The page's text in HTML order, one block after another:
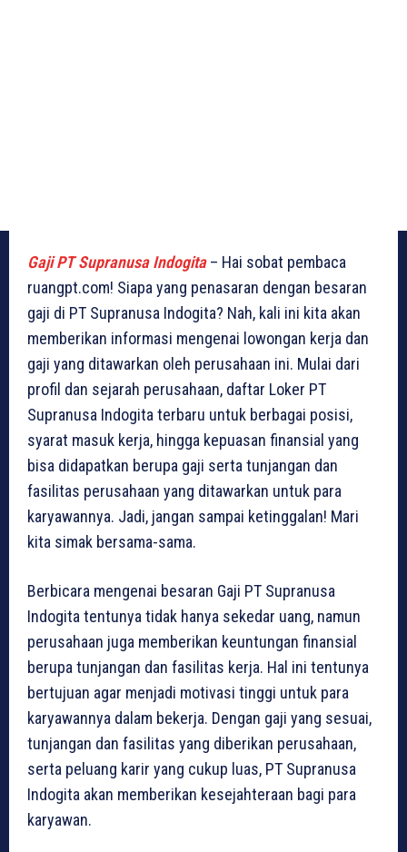
Gaji PT Supranusa Indogita– Hai sobat pembaca
ruangpt.com! Siapa yang penasaran dengan besaran
gaji di PT Supranusa Indogita? Nah, kali ini kita akan
memberikan informasi mengenai lowongan kerja dan
gaji yang ditawarkan oleh perusahaan ini. Mulai dari
profil dan sejarah perusahaan, daftar Loker PT
Supranusa Indogita terbaru untuk berbagai posisi,
syarat masuk kerja, hingga kepuasan finansial yang
bisa didapatkan berupa gaji serta tunjangan dan
fasilitas perusahaan yang ditawarkan untuk para
karyawannya. Jadi, jangan sampai ketinggalan! Mari
kita simak bersama-sama.
Berbicara mengenai besaran Gaji PT Supranusa
Indogita tentunya tidak hanya sekedar uang, namun
perusahaan juga memberikan keuntungan finansial
berupa tunjangan dan fasilitas kerja. Hal ini tentunya
bertujuan agar menjadi motivasi tinggi untuk para
karyawannya dalam bekerja. Dengan gaji yang sesuai,
tunjangan dan fasilitas yang diberikan perusahaan,
serta peluang karir yang cukup luas, PT Supranusa
Indogita akan memberikan kesejahteraan bagi para
karyawan.